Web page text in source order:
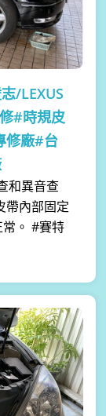
/LEXUS
#時規皮
修廠#台
和異音查
帶內部固定
。 #賽特